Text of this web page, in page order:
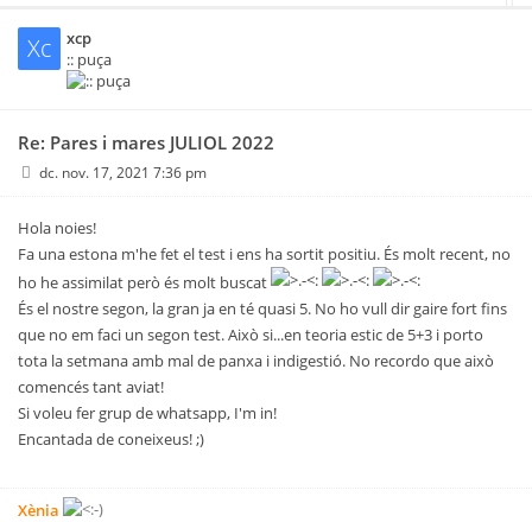
Xc
xcp
:: puça
Re: Pares i mares JULIOL 2022
dc. nov. 17, 2021 7:36 pm
Hola noies!
Fa una estona m'he fet el test i ens ha sortit positiu. És molt recent, no
ho he assimilat però és molt buscat
És el nostre segon, la gran ja en té quasi 5. No ho vull dir gaire fort fins
que no em faci un segon test. Això si...en teoria estic de 5+3 i porto
tota la setmana amb mal de panxa i indigestió. No recordo que això
comencés tant aviat!
Si voleu fer grup de whatsapp, I'm in!
Encantada de coneixeus! ;)
Xènia